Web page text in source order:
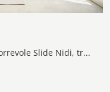
Con questa cameretta Soppalco Scorrevole Slide Nidi, tra le soluzioni a soppalco, potrai ammobiliare stanze moderne per bambini.